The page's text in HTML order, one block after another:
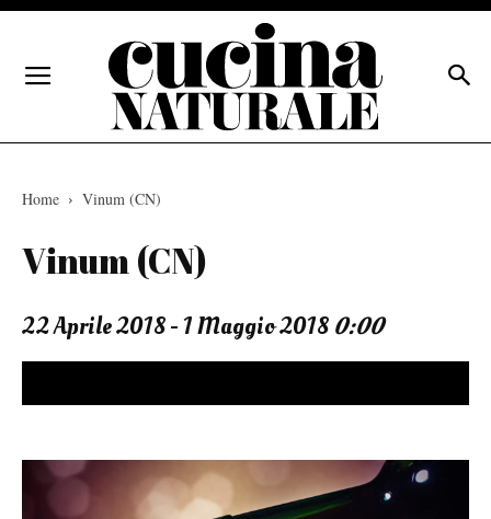
Home Vinum (CN)
Vinum (CN)
22 Aprile 2018 - 1 Maggio 2018 0:00